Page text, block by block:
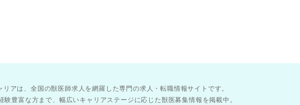
アは、全国の獣医師求人を網羅した専門の求人・転職情報サイトです。
験豊富な方まで、幅広いキャリアステージに応じた獣医募集情報を掲載中。